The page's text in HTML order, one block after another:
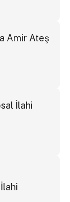
Amir Ateş
İlahi